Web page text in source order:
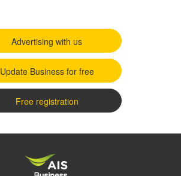
Advertising with us
Update Business for free
Free registration